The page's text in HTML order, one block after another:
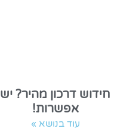
חידוש דרכון מהיר? יש
אפשרות!
עוד בנושא »